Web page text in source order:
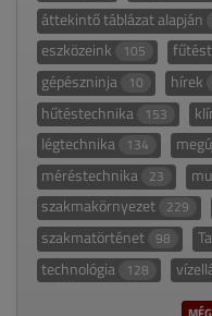
áttekintő táblázat alapján
eszközeink 105
gépészninja 10 hírek
hűtéstechnika 153
légtechnika 134
méréstechnika 23
szakmakörnyezet 229
szakmatörténet 98
technológia 128